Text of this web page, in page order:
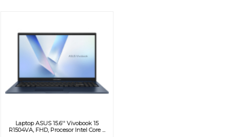
Laptop ASUS 15.6'' Vivobook 15
R1504VA, FHD, Procesor Intel Core ...